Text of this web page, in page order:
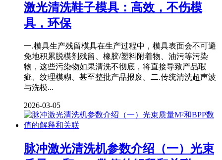
激光清洗鞋子模具：高效，不伤模
具，环保
一.模具生产残留模具在生产过程中，模具表面会不可避
免地积累脱模剂残留、橡胶/塑料附着物、油污等污染
物，这些污染物如果清洗不彻底，将直接导致产品瑕
疵、纹理模糊、甚至整批产品报废。二.传统清洗超声波
与洗模...
2026-03-05
脉冲激光清洗机参数介绍（一）光束